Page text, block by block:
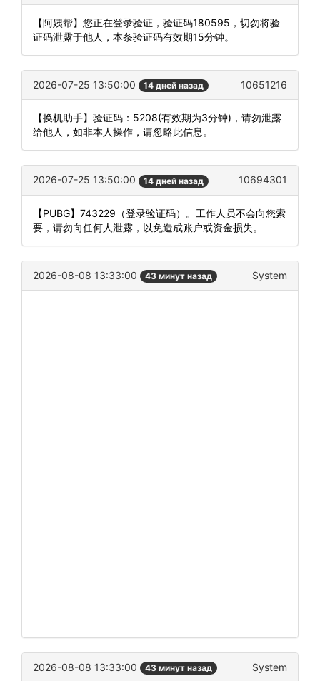
【阿姨帮】您正在登录验证，验证码180595，切勿将验
证码泄露于他人，本条验证码有效期15分钟。
2026-07-25 13:50:00 14 дней назад 10651216
【换机助手】验证码：5208(有效期为3分钟)，请勿泄露
给他人，如非本人操作，请忽略此信息。
2026-07-25 13:50:00 14 дней назад 10694301
【PUBG】743229（登录验证码）。工作人员不会向您索
要，请勿向任何人泄露，以免造成账户或资金损失。
2026-08-08 13:33:00 43 минут назад System
2026-08-08 13:33:00 43 минут назад System